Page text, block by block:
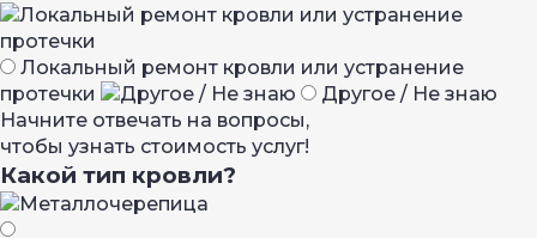
Локальный ремонт кровли или устранение
протечки
Другое / Не знаю
Начните отвечать на вопросы,
чтобы узнать стоимость услуг!
Какой тип кровли?